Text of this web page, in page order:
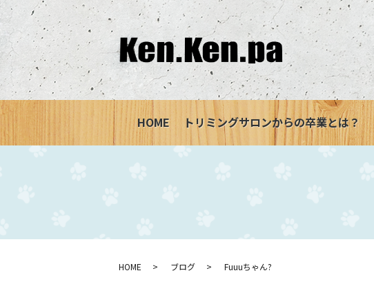
HOME トリミングサロンからの卒業とは？
HOME ブログ Fuuuちゃん?